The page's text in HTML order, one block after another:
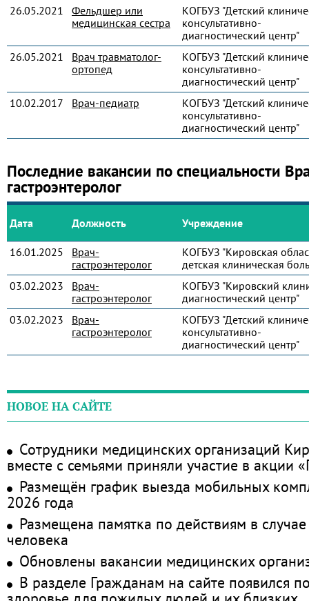
26.05.2021
Фельдшер или
медицинская сестра
КОГБУЗ "Детский
консультативно-
диагностический центр"
26.05.2021
Врач травматолог-
ортопед
КОГБУЗ "Детский
консультативно-
диагностический центр"
10.02.2017
Врач-педиатр
КОГБУЗ "Детский
консультативно-
диагностический центр"
Последние вакансии по специальности
гастроэнтеролог
Дата Должность Учреждение
16.01.2025
Врач-
гастроэнтеролог
КОГБУЗ "Кировская
детская клиническая
03.02.2023
Врач-
гастроэнтеролог
КОГБУЗ "Кировский
диагностический центр"
03.02.2023
Врач-
гастроэнтеролог
КОГБУЗ "Детский
консультативно-
диагностический центр"
НОВОЕ НА САЙТЕ
Сотрудники медицинских организаций
вместе с семьями приняли участие в акции
Размещён график выезда мобильных
2026 года
Размещена памятка по действиям в
человека
Обновлены вакансии медицинских
В разделе Гражданам на сайте появился